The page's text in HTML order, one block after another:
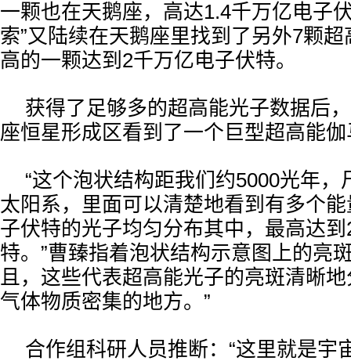
一颗也在天鹅座，高达1.4千万亿电子
索”又陆续在天鹅座里找到了另外7颗
高的一颗达到2千万亿电子伏特。
获得了足够多的超高能光子数据后
座恒星形成区看到了一个巨型超高能
“这个泡状结构距我们约5000光年，
太阳系，里面可以清楚地看到有多个
子伏特的光子均匀分布其中，最高达
特。”曹臻指着泡状结构示意图上的亮
且，这些代表超高能光子的亮斑清晰
气体物质密集的地方。”
合作组科研人员推断：“这里就是宇